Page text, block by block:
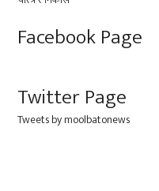
Facebook Page
Twitter Page
Tweets by moolbatonews